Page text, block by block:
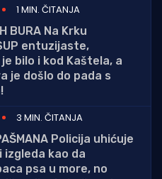
1 MIN. ČITANJA
BURA Na Krku
entuzijaste,
bilo i kod Kaštela, a
je došlo do pada s
3 MIN. ČITANJA
Policija uhićuje
izgleda kao da
psa u more, no